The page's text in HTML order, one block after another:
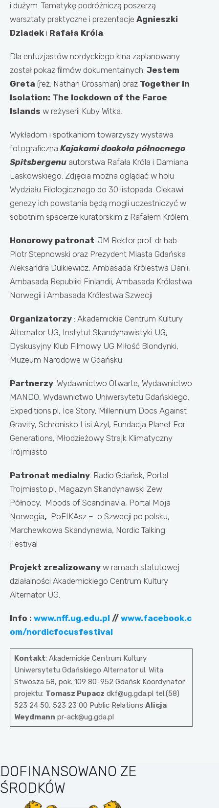
i dużym. Tematykę podróżniczą poszerzą
warsztaty praktyczne i prezentacje Agnieszki
Dziadek i Rafała Króla.
Dla entuzjastów nordyckiego kina zaplanowany
został pokaz filmów dokumentalnych: Jestem
Greta (reż. Nathan Grossman) oraz Together in
Isolation: The lockdown of the Faroe
Islands w reżyserii Kuby Witka.
Wykładom i spotkaniom towarzyszy wystawa
fotograficzna Kajakami dookoła północnego
Spitsbergenu autorstwa Rafała Króla i Damiana
Laskowskiego. Zdjęcia można oglądać w holu
Wydziału Filologicznego do 30 listopada. Ciekawi
genezy ich powstania będą mogli uczestniczyć w
sobotnim spacerze kuratorskim z Rafałem Królem.
Honorowy patronat: JM Rektor prof. dr hab.
Piotr Stepnowski oraz Prezydent Miasta Gdańska
Aleksandra Dulkiewicz, Ambasada Królestwa Danii,
Ambasada Republiki Finlandii, Ambasada Królestwa
Norwegii i Ambasada Królestwa Szwecji
Organizatorzy : Akademickie Centrum Kultury
Alternator UG, Instytut Skandynawistyki UG,
Dyskusyjny Klub Filmowy UG Miłość Blondynki,
Muzeum Narodowe w Gdańsku
Partnerzy: Wydawnictwo Otwarte, Wydawnictwo
MANDO, Wydawnictwo Uniwersytetu Gdańskiego,
Expeditions.pl, Ice Story, Millennium Docs Against
Gravity, Schronisko Lisi Azyl, Fundacja Planet For
Generations, Młodzieżowy Strajk Klimatyczny
Trójmiasto
Patronat medialny: Radio Gdańsk, Portal
Trojmiasto.pl, Magazyn Skandynawski Zew
Północy, Moods of Scandinavia, Portal Moja
Norwegia, PoFIKAsz – o Szwecji po polsku,
Marchewkowa Skandynawia, Nordic Talking
Festival
Projekt zrealizowany w ramach statutowej
działalności Akademickiego Centrum Kultury
Alternator UG.
Info : www.nff.ug.edu.pl // www.facebook.c
om/nordicfocusfestival
Kontakt: Akademickie Centrum Kultury
Uniwersytetu Gdańskiego Alternator ul. Wita
Stwosza 58, pok. 109 80-952 Gdańsk Koordynator
projektu: Tomasz Pupacz dkf@ug.gda.pl tel.(58)
523 24 50, 523 23 00 Public Relations Alicja
Weydmann pr-ack@ug.gda.pl
DOFINANSOWANO ZE
ŚRODKÓW